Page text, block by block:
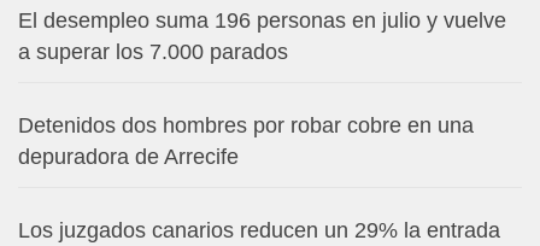
El desempleo suma 196 personas en julio y vuelve
a superar los 7.000 parados
Detenidos dos hombres por robar cobre en una
depuradora de Arrecife
Los juzgados canarios reducen un 29% la entrada